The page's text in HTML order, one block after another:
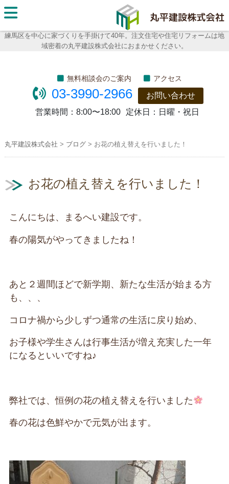
練馬区を中心に家づくりを手掛けて40年。注文住宅や住宅リフォームは地
域密着の丸平建設株式会社におまかせください。
丸平建
設株式
無料相談会のご案内 アクセス
03-3990-2966
お問い合わせ
営業時間： 8:00〜18:00 定休日： 日曜・祝日
丸平建設株式会社 > ブログ> お花の植え替えを行いました！
お花の植え替えを行いました！
こんにちは、まるへい建設です。
春の陽気がやってきましたね！
あと２週間ほどで新学期、新たな生活が始まる方
も、、、
コロナ禍から少しずつ通常の生活に戻り始め、
お子様や学生さんは行事生活が増え充実した一年
になるといいですね♪
弊社では、恒例の花の植え替えを行いました
春の花は色鮮やかで元気が出ます。